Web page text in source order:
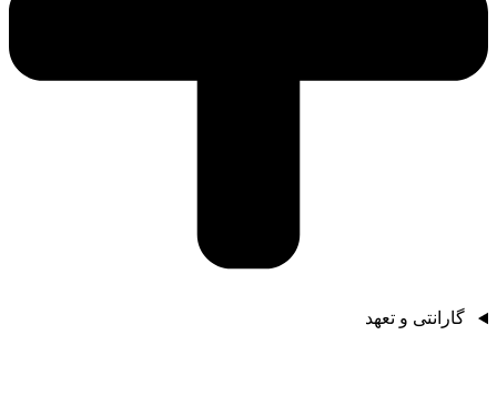
گارانتی و تعهد